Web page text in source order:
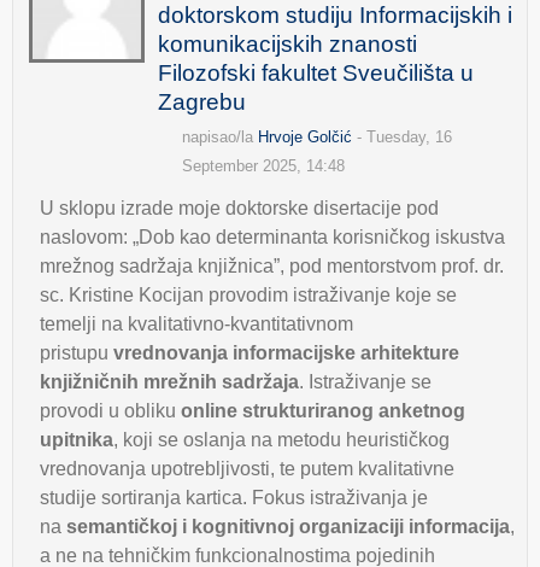
doktorskom studiju Informacijskih i
komunikacijskih znanosti
Filozofski fakultet Sveučilišta u
Zagrebu
napisao/la Hrvoje Golčić - Tuesday, 16
September 2025, 14:48
U sklopu izrade moje doktorske disertacije pod
naslovom: „Dob kao determinanta korisničkog iskustva
mrežnog sadržaja knjižnica”, pod mentorstvom prof. dr.
sc. Kristine Kocijan provodim istraživanje koje se
temelji na kvalitativno-kvantitativnom
pristupu vrednovanja informacijske arhitekture
knjižničnih mrežnih sadržaja. Istraživanje se
provodi u obliku online strukturiranog anketnog
upitnika, koji se oslanja na metodu heurističkog
vrednovanja upotrebljivosti, te putem kvalitativne
studije sortiranja kartica. Fokus istraživanja je
na semantičkoj i kognitivnoj organizaciji informacija,
a ne na tehničkim funkcionalnostima pojedinih